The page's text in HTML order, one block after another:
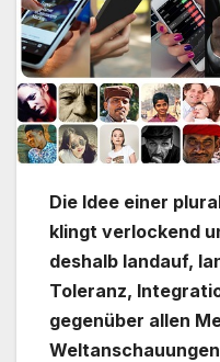
Die Idee einer
klingt verlockend
deshalb landauf,
Toleranz,
gegenüber allen